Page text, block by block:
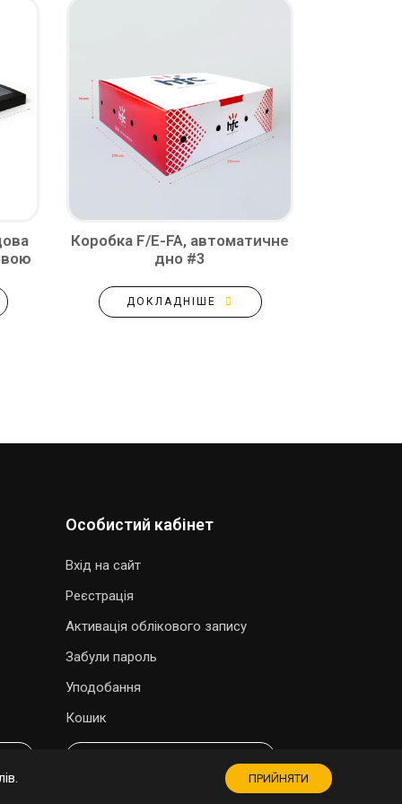
Коробка F/E-FA, автоматичне
дно #3
ДОКЛАДНІШЕ
Особистий кабінет
Вхід на сайт
Реєстрація
Активація облікового запису
Забули пароль
Уподобання
Кошик
ПРИЙНЯТИ